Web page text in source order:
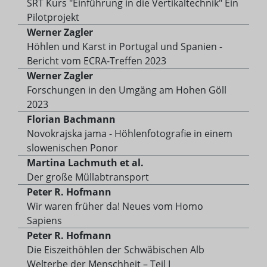
SRT Kurs "Einführung in die Vertikaltechnik" Ein
Pilotprojekt
Werner Zagler
Höhlen und Karst in Portugal und Spanien -
Bericht vom ECRA-Treffen 2023
Werner Zagler
Forschungen in den Umgäng am Hohen Göll
2023
Florian Bachmann
Novokrajska jama - Höhlenfotografie in einem
slowenischen Ponor
Martina Lachmuth et al.
Der große Müllabtransport
Peter R. Hofmann
Wir waren früher da! Neues vom Homo
Sapiens
Peter R. Hofmann
Die Eiszeithöhlen der Schwäbischen Alb
Welterbe der Menschheit – Teil I